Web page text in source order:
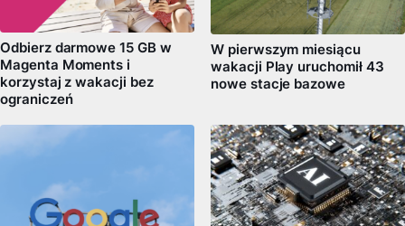
Odbierz darmowe 15 GB w
Magenta Moments i
korzystaj z wakacji bez
ograniczeń
W pierwszym miesiącu
wakacji Play uruchomił 43
nowe stacje bazowe